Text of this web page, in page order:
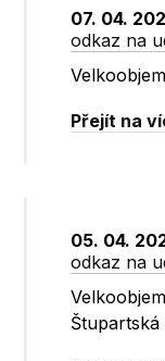
07. 04.
odkaz na
Přejít na
05. 04.
odkaz na
Štupartská